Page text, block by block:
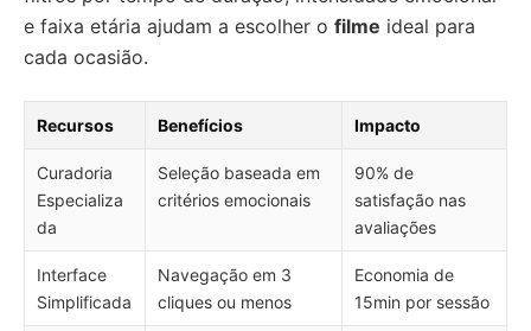
e faixa etária ajudam a escolher o filme ideal para
cada ocasião.
Recursos Benefícios Impacto
Curadoria
Especializa
da
Seleção baseada em
critérios emocionais
90% de
satisfação nas
avaliações
Interface
Simplificada
Navegação em 3
cliques ou menos
Economia de
15min por sessão